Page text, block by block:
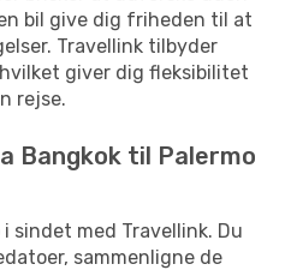
bil give dig friheden til at
Travellink tilbyder
giver dig fleksibilitet
rejse.
Bangkok til Palermo
sindet med Travellink. Du
sammenligne de